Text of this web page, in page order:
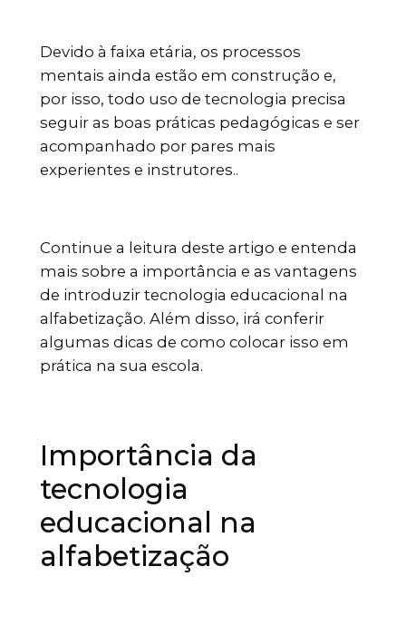
Devido à faixa etária, os processos
mentais ainda estão em construção e,
por isso, todo uso de tecnologia precisa
seguir as boas práticas pedagógicas e ser
acompanhado por pares mais
experientes e instrutores..
Continue a leitura deste artigo e entenda
mais sobre a importância e as vantagens
de introduzir tecnologia educacional na
alfabetização. Além disso, irá conferir
algumas dicas de como colocar isso em
prática na sua escola.
Importância da
tecnologia
educacional na
alfabetização